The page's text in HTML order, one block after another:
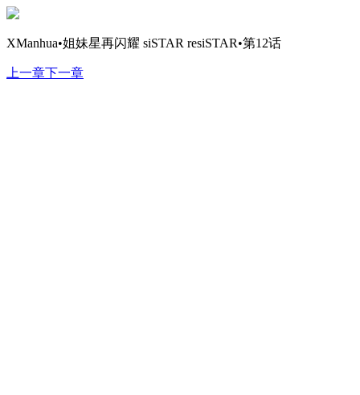
XManhua•姐妹星再闪耀 siSTAR resiSTAR•第12话
上一章下一章